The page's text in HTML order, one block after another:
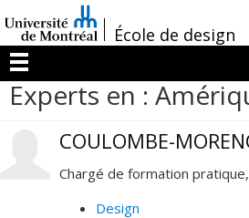
au
contenu
/École de design
Menu
Experts en :
COULOMBE-
Chargé de formation
Design